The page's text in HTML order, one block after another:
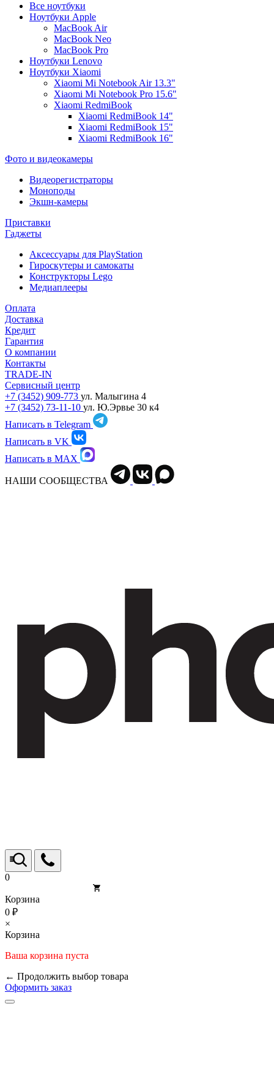
Все ноутбуки
Ноутбуки Apple
MacBook Air
MacBook Neo
MacBook Pro
Ноутбуки Lenovo
Ноутбуки Xiaomi
Xiaomi Mi Notebook Air 13.3"
Xiaomi Mi Notebook Pro 15.6"
Xiaomi RedmiBook
Xiaomi RedmiBook 14"
Xiaomi RedmiBook 15"
Xiaomi RedmiBook 16"
Фото и видеокамеры
Видеорегистраторы
Моноподы
Экшн-камеры
Приставки
Гаджеты
Аксессуары для PlayStation
Гироскутеры и самокаты
Конструкторы Lego
Медиаплееры
Оплата
Доставка
Кредит
Гарантия
О компании
Контакты
TRADE-IN
Сервисный центр
+7 (3452) 909-773 ул. Малыгина 4
+7 (3452) 73-11-10 ул. Ю.Эрвье 30 к4
Написать в Telegram
Написать в VK
Написать в MAX
НАШИ СООБЩЕСТВА
0
Корзина
0 ₽
×
Корзина
Ваша корзина пуста
← Продолжить выбор товара
Оформить заказ